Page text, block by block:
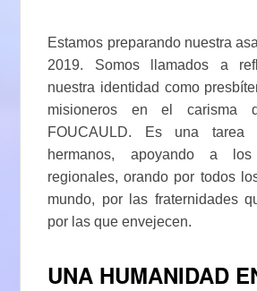
Estamos preparando nuestra
2019. Somos llamados a
nuestra identidad como
misioneros en el carisma
FOUCAULD. Es una
hermanos, apoyando a los
regionales, orando por todos
mundo, por las fraternidades
por las que envejecen.
UNA HUMANIDAD